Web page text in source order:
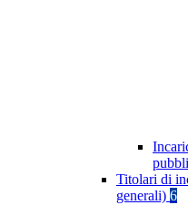
Titolari di
generali) 6